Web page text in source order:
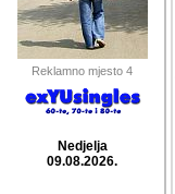
Reklamno mjesto 4